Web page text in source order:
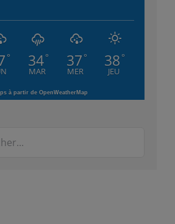
° 34°
MAR
37 °
MER
38 °
JEU
à partir de OpenWeatherMap